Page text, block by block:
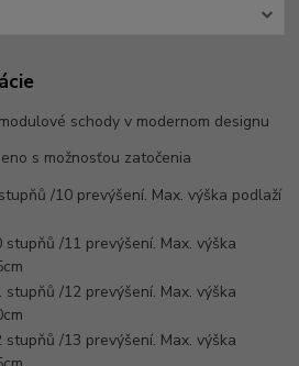
schody v modernom designu
s možnosťou zatočenia
/10 prevýšení. Max. výška podlaží
stupňů /11 prevýšení. Max. výška
stupňů /12 prevýšení. Max. výška
stupňů /13 prevýšení. Max. výška